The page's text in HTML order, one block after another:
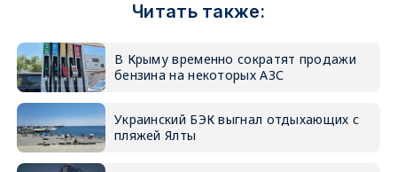
Читать также:
В Крыму временно сократят продажи
бензина на некоторых АЗС
Украинский БЭК выгнал отдыхающих с
пляжей Ялты